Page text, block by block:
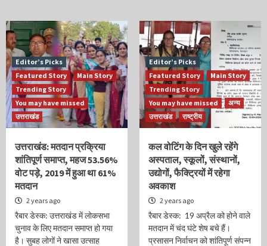
Editor’s Picks
Featured Story
Main Story
Trending Story
You may have missed
उत्तराखंड
उत्तराखंड: मतदान प्रक्रिया
शांतिपूर्ण समाप्त, महज 53.56%
वोट पड़े, 2019 में हुआ था 61%
मतदान
2 years ago
रैबार डेस्क: उत्तराखंड में लोकसभा
चुनाव के लिए मतदान समाप्त हो गया
है। सुबह लोगों ने खासा उत्साह
Editor’s Picks
Featured Story
Main Story
Trending Story
You may have missed
अन्य
उत्तराखंड
राष्ट्रीय
कल वोटिंग के दिन खुले रहेंगे
अस्पताल, स्कूलों, संस्थानों,
उद्योगों, फैक्ट्रियों में रहेगा
अवकाश
2 years ago
रैबार डेस्क: 19 अप्रैल को होने वाले
मतदान में चंद घंटे शेष बचे हैं।
प्रसासन निर्वाचन को शांतिपूर्ण संपन्न